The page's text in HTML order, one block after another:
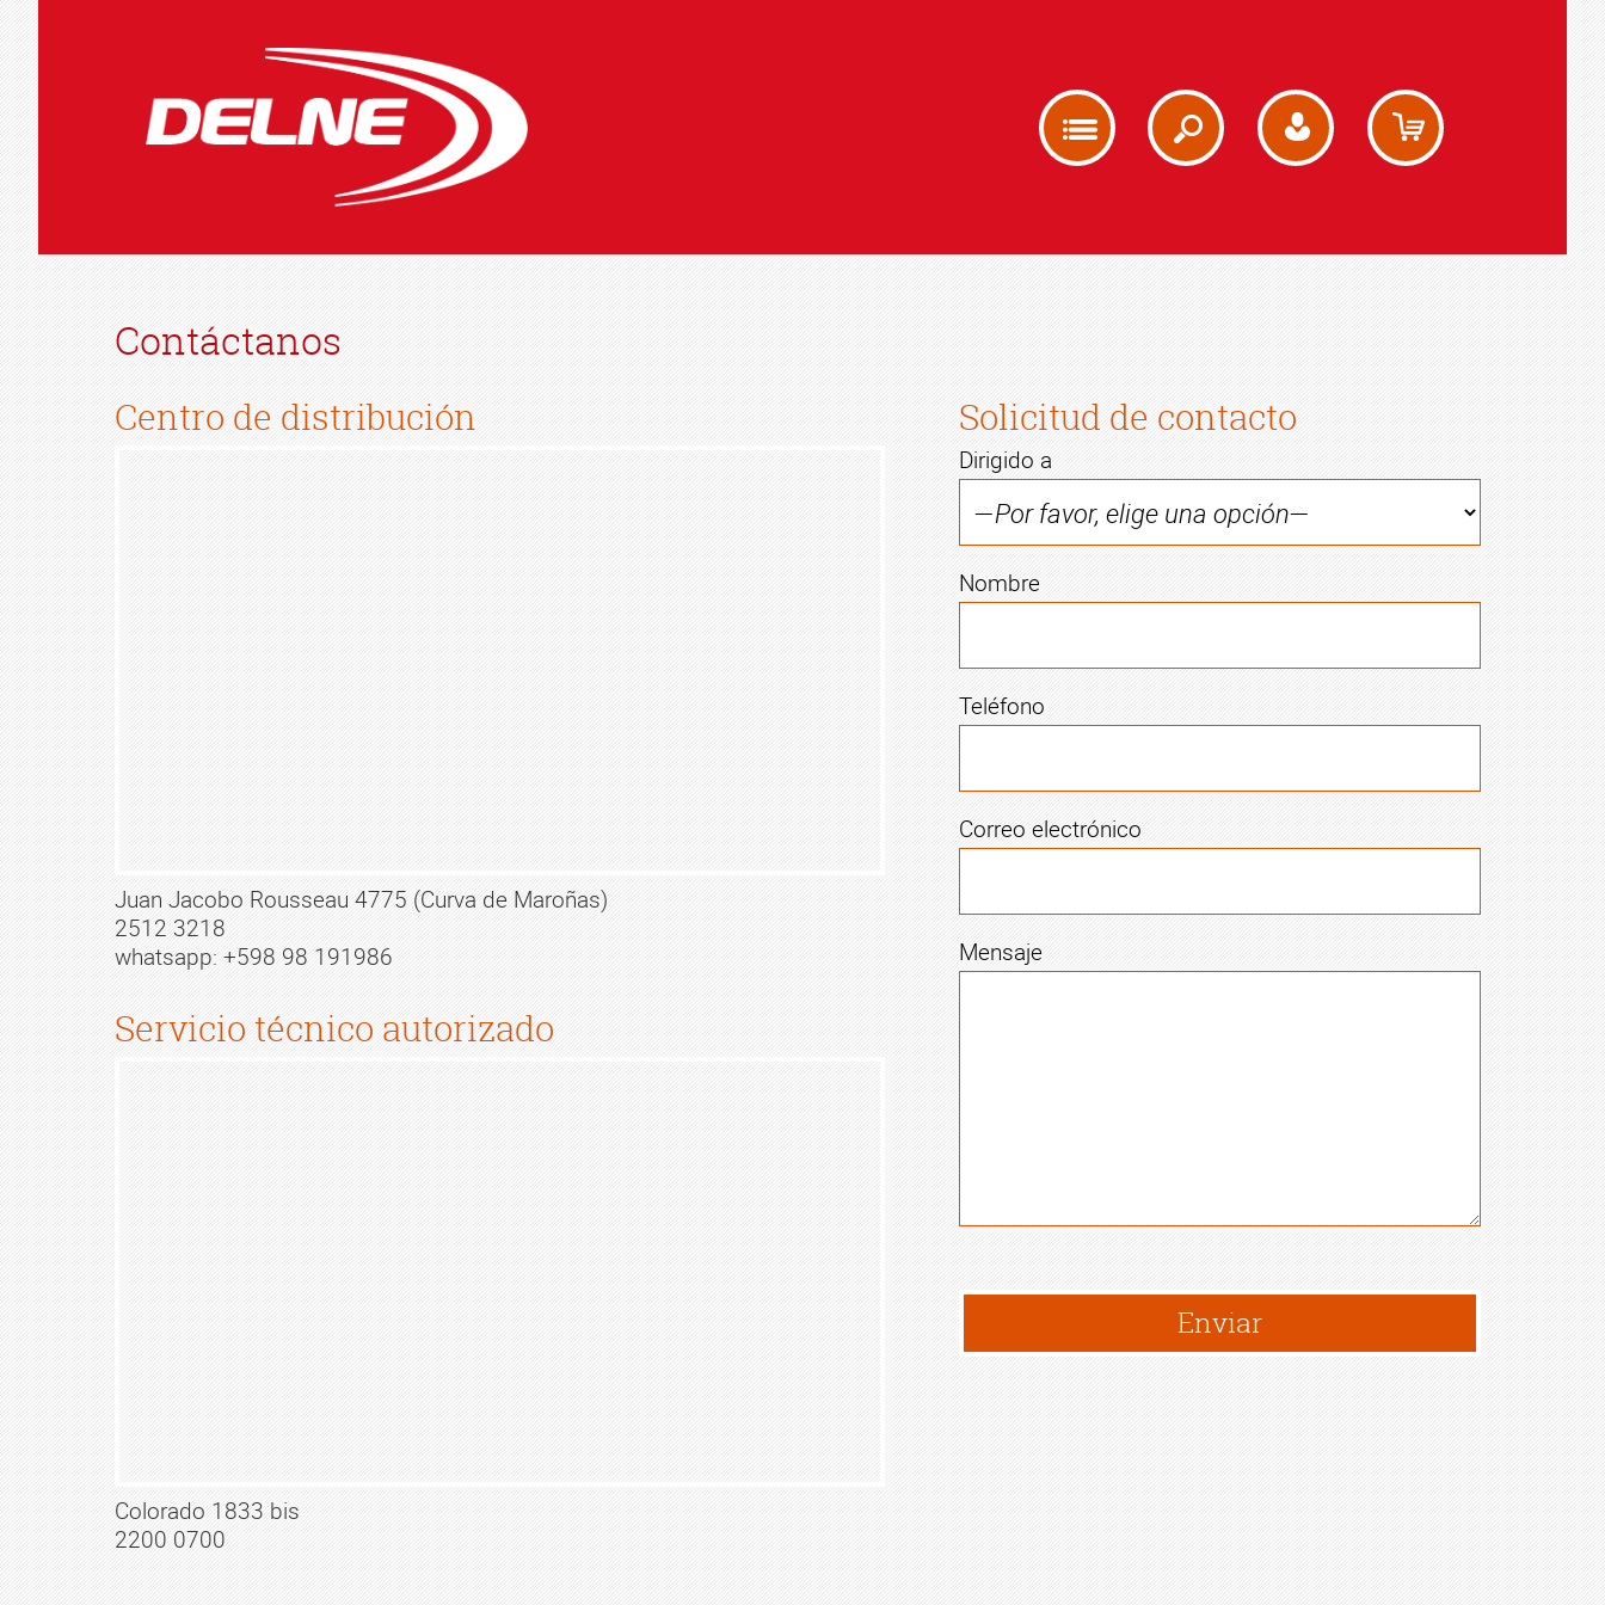
Contáctanos
Centro de distribución
Juan Jacobo Rousseau 4775 (Curva de Maroñas)
2512 3218
whatsapp: +598 98 191986
Servicio técnico autorizado
Colorado 1833 bis
2200 0700
Solicitud de contacto
Dirigido a
Nombre
Teléfono
Correo electrónico
Mensaje